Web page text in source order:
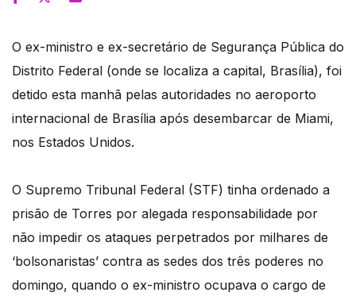
O ex-ministro e ex-secretário de Segurança Pública do
Distrito Federal (onde se localiza a capital, Brasília), foi
detido esta manhã pelas autoridades no aeroporto
internacional de Brasília após desembarcar de Miami,
nos Estados Unidos.
O Supremo Tribunal Federal (STF) tinha ordenado a
prisão de Torres por alegada responsabilidade por
não impedir os ataques perpetrados por milhares de
‘bolsonaristas’ contra as sedes dos três poderes no
domingo, quando o ex-ministro ocupava o cargo de